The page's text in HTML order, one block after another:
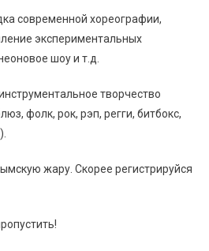
современной хореографии,
экспериментальных
шоу и т.д.
творчество
фолк, рок, рэп, регги, битбокс,
жару. Скорее регистрируйся